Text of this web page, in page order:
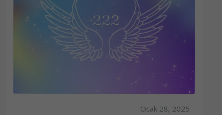
Ocak 28, 2025